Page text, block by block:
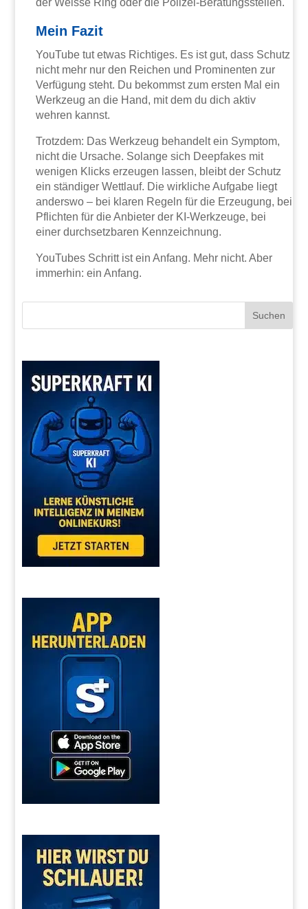
der Weisse Ring oder die Polizei-Beratungsstellen.
Mein Fazit
YouTube tut etwas Richtiges. Es ist gut, dass Schutz
nicht mehr nur den Reichen und Prominenten zur
Verfügung steht. Du bekommst zum ersten Mal ein
Werkzeug an die Hand, mit dem du dich aktiv
wehren kannst.
Trotzdem: Das Werkzeug behandelt ein Symptom,
nicht die Ursache. Solange sich Deepfakes mit
wenigen Klicks erzeugen lassen, bleibt der Schutz
ein ständiger Wettlauf. Die wirkliche Aufgabe liegt
anderswo – bei klaren Regeln für die Erzeugung, bei
Pflichten für die Anbieter der KI-Werkzeuge, bei
einer durchsetzbaren Kennzeichnung.
YouTubes Schritt ist ein Anfang. Mehr nicht. Aber
immerhin: ein Anfang.